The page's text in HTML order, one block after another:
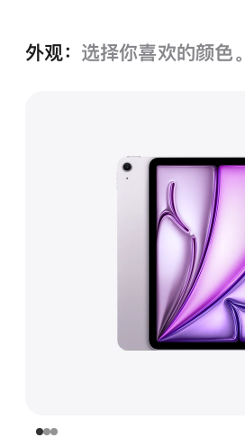
外观： 选择你喜欢的颜色。